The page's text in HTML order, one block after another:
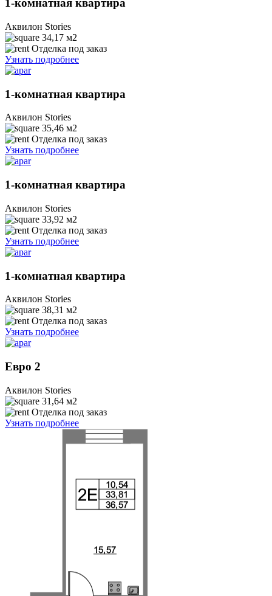
1-комнатная квартира
Аквилон Stories
34,17 м2
Отделка под заказ
Узнать подробнее
1-комнатная квартира
Аквилон Stories
35,46 м2
Отделка под заказ
Узнать подробнее
1-комнатная квартира
Аквилон Stories
33,92 м2
Отделка под заказ
Узнать подробнее
1-комнатная квартира
Аквилон Stories
38,31 м2
Отделка под заказ
Узнать подробнее
Евро 2
Аквилон Stories
31,64 м2
Отделка под заказ
Узнать подробнее